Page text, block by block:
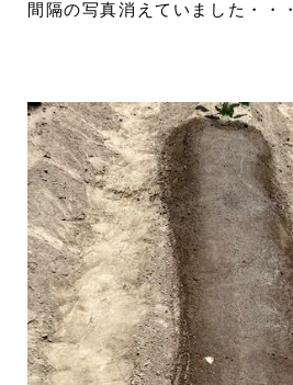
間隔の写真消えていました・・・